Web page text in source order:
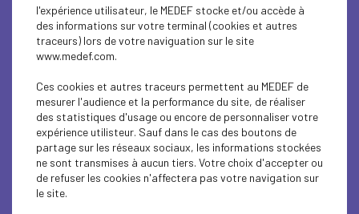
ÉCONOMIE
Réforme du financement de la sécurité sociale
: les propositions...
Lire l'article
l'expérience utilisateur, le MEDEF stocke et/ou accède à
des informations sur votre terminal (cookies et autres
traceurs) lors de votre naviguation sur le site
www.medef.com.
Ces cookies et autres traceurs permettent au MEDEF de
mesurer l'audience et la performance du site, de réaliser
des statistiques d'usage ou encore de personnaliser votre
expérience utilisteur. Sauf dans le cas des boutons de
partage sur les réseaux sociaux, les informations stockées
ne sont transmises à aucun tiers. Votre choix d'accepter ou
de refuser les cookies n'affectera pas votre navigation sur
le site.